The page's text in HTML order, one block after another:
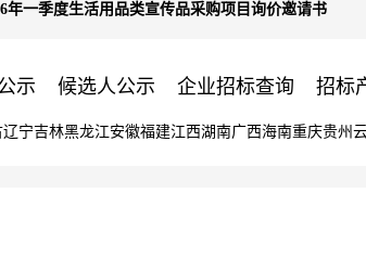
年一季度生活用品类宣传品采购项目询价邀请书
示 候选人公示 企业招标查询 招标
辽宁吉林黑龙江安徽福建江西湖南广西海南重庆贵州